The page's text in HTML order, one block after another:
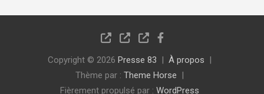
Copyright © 2026 Presse 83
À propos
Thème par : Theme Horse
Fièrement propulsé par : WordPress